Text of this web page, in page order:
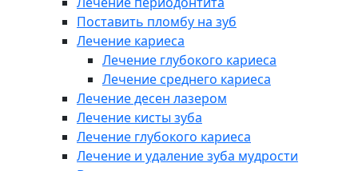
Поставить пломбу на зуб
Лечение кариеса
Лечение глубокого кариеса
Лечение среднего кариеса
Лечение десен лазером
Лечение кисты зуба
Лечение глубокого кариеса
Лечение и удаление зуба мудрости